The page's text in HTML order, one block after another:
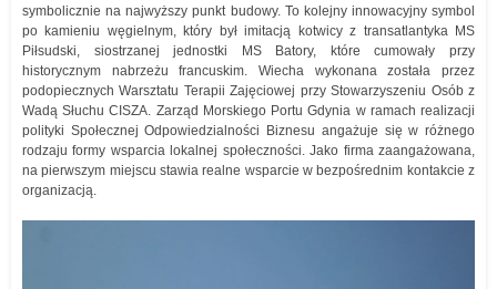
symbolicznie na najwyższy punkt budowy. To kolejny innowacyjny symbol
po kamieniu węgielnym, który był imitacją kotwicy z transatlantyka MS
Piłsudski, siostrzanej jednostki MS Batory, które cumowały przy
historycznym nabrzeżu francuskim. Wiecha wykonana została przez
podopiecznych Warsztatu Terapii Zajęciowej przy Stowarzyszeniu Osób z
Wadą Słuchu CISZA. Zarząd Morskiego Portu Gdynia w ramach realizacji
polityki Społecznej Odpowiedzialności Biznesu angażuje się w różnego
rodzaju formy wsparcia lokalnej społeczności. Jako firma zaangażowana,
na pierwszym miejscu stawia realne wsparcie w bezpośrednim kontakcie z
organizacją.